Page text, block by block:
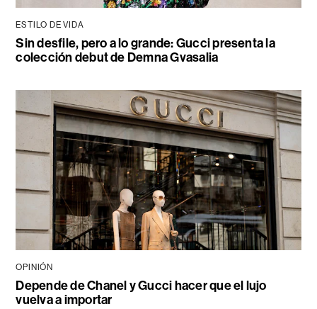
ESTILO DE VIDA
Sin desfile, pero a lo grande: Gucci presenta la
colección debut de Demna Gvasalia
OPINIÓN
Depende de Chanel y Gucci hacer que el lujo
vuelva a importar